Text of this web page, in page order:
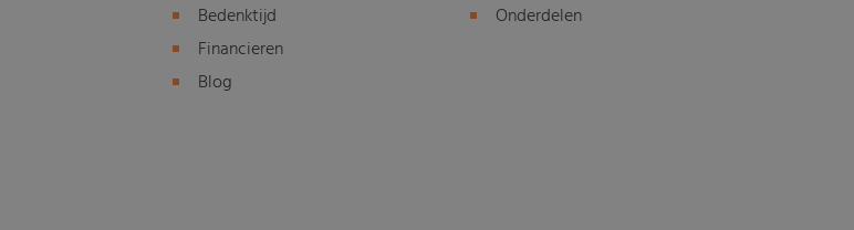
Bedenktijd
Financieren
Blog
Onderdelen